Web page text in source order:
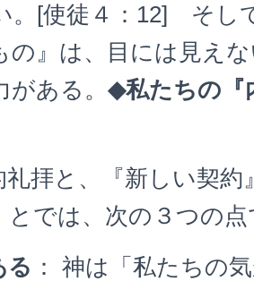
。[使徒４：12] そし
の』は、目には見え
ある。 ◆私たちの『
拝と、『新しい契約
とでは、次の３つの点
： 神は「私たちの